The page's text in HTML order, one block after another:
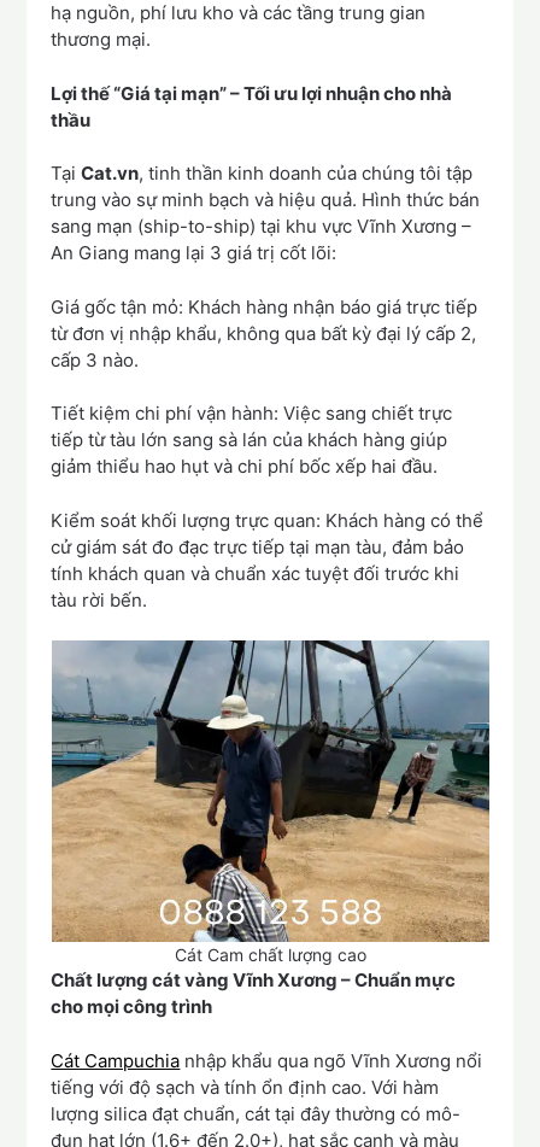
hạ nguồn, phí lưu kho và các tầng trung gian
thương mại.
Lợi thế “Giá tại mạn” – Tối ưu lợi nhuận cho nhà
thầu
TạiCat.vn, tinh thần kinh doanh của chúng tôi tập
trung vào sự minh bạch và hiệu quả. Hình thức bán
sang mạn (ship-to-ship) tại khu vực Vĩnh Xương –
An Giang mang lại 3 giá trị cốt lõi:
Giá gốc tận mỏ: Khách hàng nhận báo giá trực tiếp
từ đơn vị nhập khẩu, không qua bất kỳ đại lý cấp 2,
cấp 3 nào.
Tiết kiệm chi phí vận hành: Việc sang chiết trực
tiếp từ tàu lớn sang sà lán của khách hàng giúp
giảm thiểu hao hụt và chi phí bốc xếp hai đầu.
Kiểm soát khối lượng trực quan: Khách hàng có thể
cử giám sát đo đạc trực tiếp tại mạn tàu, đảm bảo
tính khách quan và chuẩn xác tuyệt đối trước khi
tàu rời bến.
Cát Cam chất lượng cao
Chất lượng cát vàng Vĩnh Xương – Chuẩn mực
cho mọi công trình
Cát Campuchia nhập khẩu qua ngõ Vĩnh Xương nổi
tiếng với độ sạch và tính ổn định cao. Với hàm
lượng silica đạt chuẩn, cát tại đây thường có mô-
đun hạt lớn (1.6+ đến 2.0+), hạt sắc cạnh và màu